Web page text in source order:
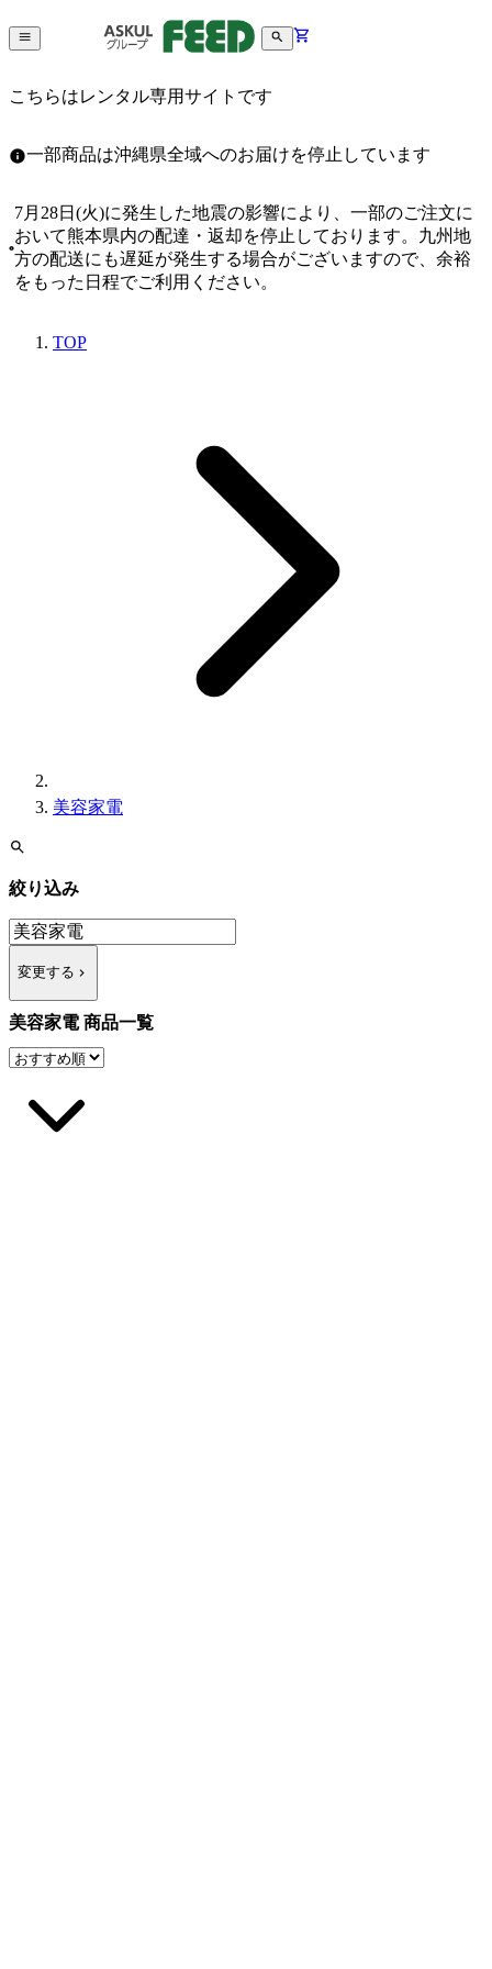
こちらはレンタル専用サイトです
一部商品は沖縄県全域へのお届けを停止しています
7月28日(火)に発生した地震の影響により、一部のご注文に
おいて熊本県内の配達・返却を停止しております。九州地
方の配送にも遅延が発生する場合がございますので、余裕
をもった日程でご利用ください。
TOP
美容家電
絞り込み
変更する
美容家電 商品一覧